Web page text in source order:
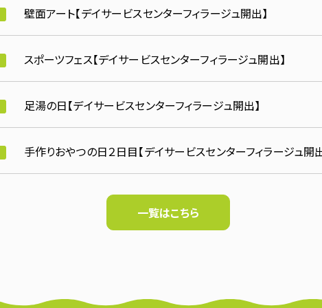
壁面アート【デイサービスセンターフィラージュ開出】
スポーツフェス【デイサービスセンターフィラージュ開出】
足湯の日【デイサービスセンターフィラージュ開出】
手作りおやつの日２日目【デイサービスセンターフィラージュ開
一覧はこちら